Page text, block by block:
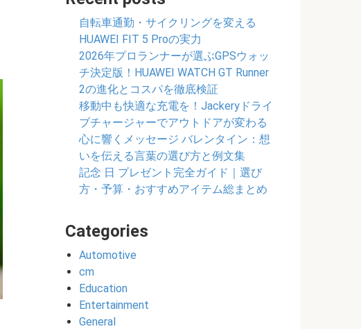
自転車通勤・サイクリングを変える
HUAWEI FIT 5 Proの実力
2026年プロランナーが選ぶGPSウォッ
チ決定版！HUAWEI WATCH GT Runner
2の進化とコスパを徹底検証
移動中も快適な充電を！Jackeryドライ
ブチャージャーでアウトドアが変わる
心に響くメッセージ バレンタイン：想
いを伝える言葉の選び方と例文集
記念 日 プレゼント完全ガイド｜選び
方・予算・おすすめアイテム総まとめ
Categories
Automotive
cm
Education
Entertainment
General